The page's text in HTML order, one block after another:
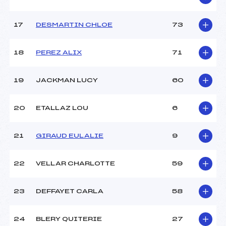
U12
17 DESMARTIN CHLOE 73
18 PEREZ ALIX 71
19 JACKMAN LUCY 60
20 ETALLAZ LOU 6
21 GIRAUD EULALIE 9
22 VELLAR CHARLOTTE 59
23 DEFFAYET CARLA 58
24 BLERY QUITERIE 27